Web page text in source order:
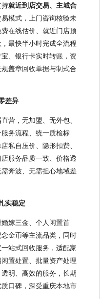
持就近到店交易、主城合
易模式，上门咨询核验未
在线估价、就近门店预
最快半小时完成全流程
、银行卡实时转账，资
盖章回收单据与制式合
差异
营，无加盟、无外包、
务流程、统一质检标
私自压价、隐形扣费、
服务品质一致、价格透
奔波、无需担心地域差
实稳定
嫁三金、个人闲置首
金币等主流品类，同时
站式回收服务，适配家
置处置、批量资产处理
明、高效的服务，长期
口碑，深受重庆本地市